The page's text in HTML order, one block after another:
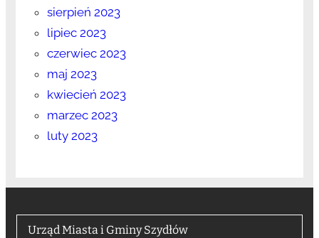
sierpień 2023
lipiec 2023
czerwiec 2023
maj 2023
kwiecień 2023
marzec 2023
luty 2023
Urząd Miasta i Gminy Szydłów